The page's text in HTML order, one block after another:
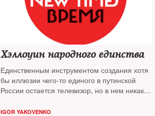
Хэллоуин народного единства
Единственным инструментом создания хотя
бы иллюзии чего-то единого в путинской
России остается телевизор, но в нем никаких
праздника публицисту
IGOR YAKOVENKO